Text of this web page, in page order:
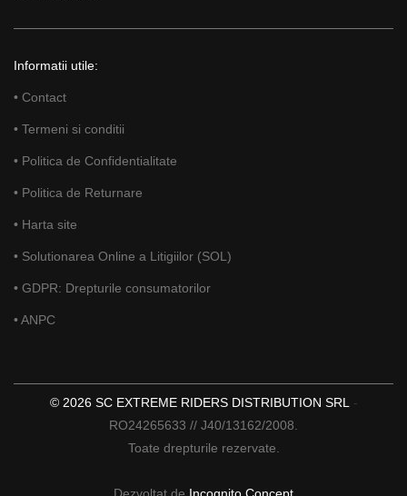
Informatii utile:
• Contact
• Termeni si conditii
• Politica de Confidentialitate
• Politica de Returnare
• Harta site
• Solutionarea Online a Litigiilor (SOL)
• GDPR: Drepturile consumatorilor
• ANPC
© 2026 SC EXTREME RIDERS DISTRIBUTION SRL
-
RO24265633 // J40/13162/2008.
Toate drepturile rezervate.